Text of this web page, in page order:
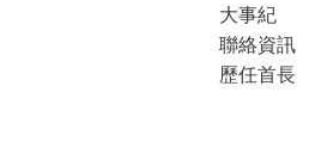
大事紀
聯絡資訊
歷任首長